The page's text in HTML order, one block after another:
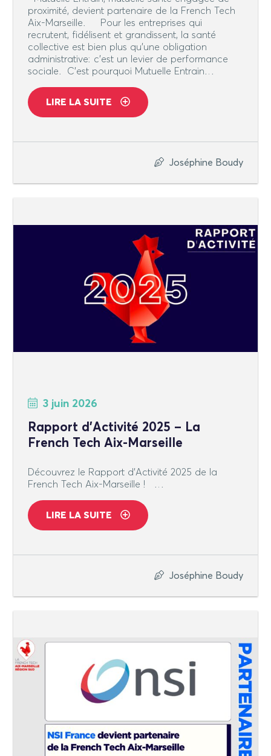
proximité, devient partenaire de la French Tech
Aix-Marseille. Pour les entreprises qui
recrutent, fidélisent et grandissent, la santé
collective est bien plus qu’une obligation
administrative: c’est un levier de performance
sociale. C’est pourquoi Mutuelle Entrain…
LIRE LA SUITE
Joséphine Boudy
3 juin 2026
Rapport d’Activité 2025 – La
French Tech Aix-Marseille
Découvrez le Rapport d’Activité 2025 de la
French Tech Aix-Marseille ! …
LIRE LA SUITE
Joséphine Boudy